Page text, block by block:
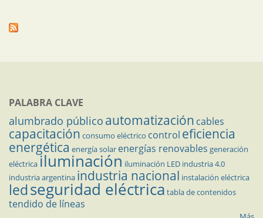
PALABRA CLAVE
alumbrado público automatización cables
capacitación consumo eléctrico control eficiencia
energética energía solar energías renovables generación
eléctricailuminación iluminación LED industria 4.0
industria argentina industria nacional instalación eléctrica
ledseguridad eléctrica tabla de contenidos
tendido de líneas